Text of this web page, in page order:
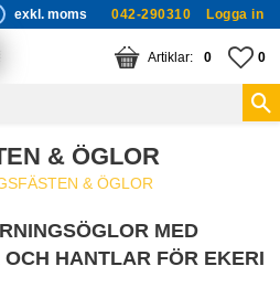
exkl. moms 042-290310 Logga in
0
KUNDVAGN
ANTAL 0
& ÖGLOR
& ÖGLOR
MED
HANTLAR FÖR EKERI